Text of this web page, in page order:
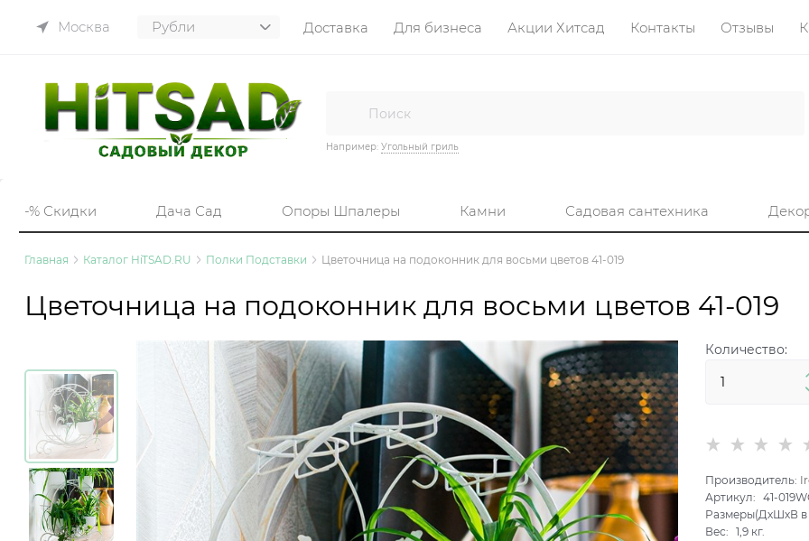
Москва Доставка Для бизнеса Акции Хитсад Контакты Отзывы
Например: Угольный гриль
-% Скидки Дача Сад Опоры Шпалеры Камни Садовая сантехника
Главная Каталог HiTSAD.RU Полки Подставки Цветочница на подоконник для восьми цветов 41-019
Цветочница на подоконник для восьми цветов 41-019
Количество:
Производитель:
Артикул:
41-
Размеры(ДхШхВ в
Вес:
1,9 кг.